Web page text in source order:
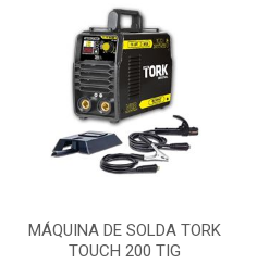
MÁQUINA DE SOLDA TORK
TOUCH 200 TIG